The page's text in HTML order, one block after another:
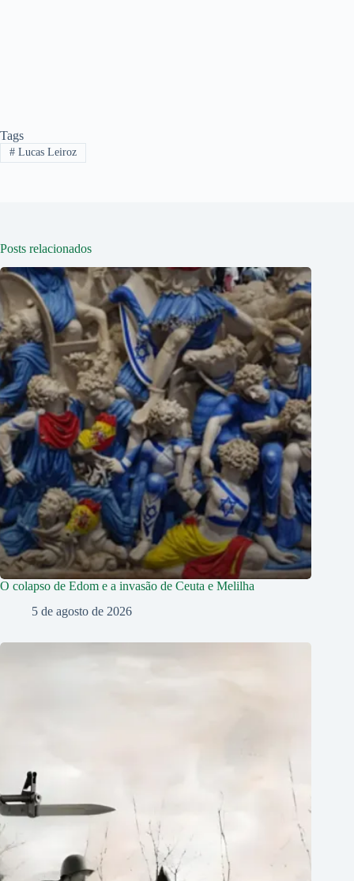
Tags
#Lucas Leiroz
Posts relacionados
O colapso de Edom e a invasão de Ceuta e Melilha
5 de agosto de 2026